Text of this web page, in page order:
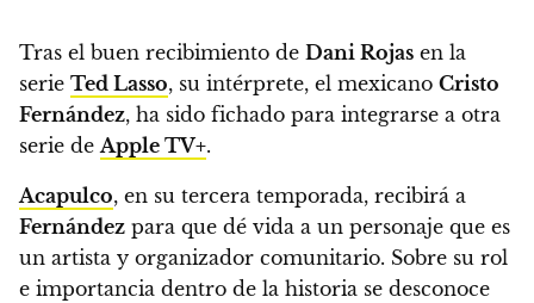
Tras el buen recibimiento de Dani Rojas en la
serie Ted Lasso, su intérprete, el mexicano Cristo
Fernández, ha sido fichado para integrarse a otra
serie deApple TV+.
Acapulco, en su tercera temporada, recibirá a
Fernández para que dé vida a un personaje que es
un artista y organizador comunitario. Sobre su rol
e importancia dentro de la historia se desconoce